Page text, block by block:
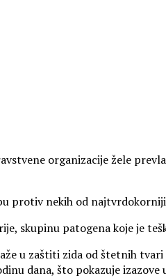
organizacije žele
protiv nekih od
skupinu patogena koje je
u zaštiti zida od štetnih
dana, što pokazuje